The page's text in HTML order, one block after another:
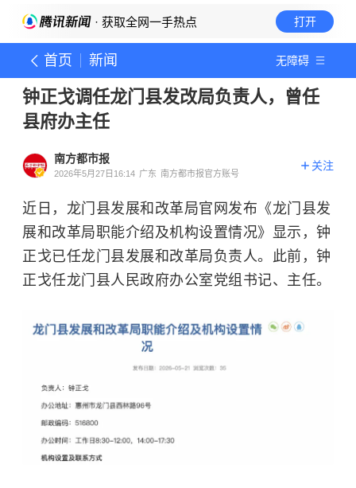
· 获取全网一手热点 打开
首页 新闻 无障碍
钟正戈调任龙门县发改局负责人，曾任
县府办主任
南方都市报
2026年5月27日16:14 广东 南方都市报官方账号
关注
近日，龙门县发展和改革局官网发布《龙门县发
展和改革局职能介绍及机构设置情况》显示，钟
正戈已任龙门县发展和改革局负责人。此前，钟
正戈任龙门县人民政府办公室党组书记、主任。